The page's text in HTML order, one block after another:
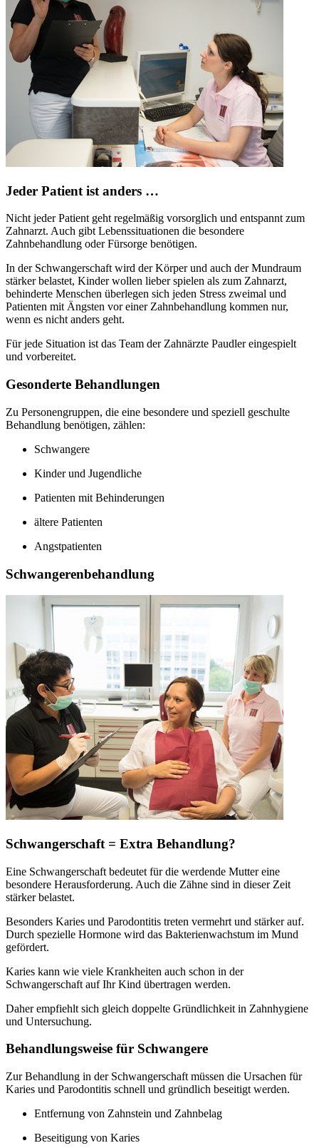
Jeder Patient ist anders …
Nicht jeder Patient geht regelmäßig vorsorglich und entspannt zum
Zahnarzt. Auch gibt Lebenssituationen die besondere
Zahnbehandlung oder Fürsorge benötigen.
In der Schwangerschaft wird der Körper und auch der Mundraum
stärker belastet, Kinder wollen lieber spielen als zum Zahnarzt,
behinderte Menschen überlegen sich jeden Stress zweimal und
Patienten mit Ängsten vor einer Zahnbehandlung kommen nur,
wenn es nicht anders geht.
Für jede Situation ist das Team der Zahnärzte Paudler eingespielt
und vorbereitet.
Gesonderte Behandlungen
Zu Personengruppen, die eine besondere und speziell geschulte
Behandlung benötigen, zählen:
Schwangere
Kinder und Jugendliche
Patienten mit Behinderungen
ältere Patienten
Angstpatienten
Schwangerenbehandlung
Schwangerschaft = Extra Behandlung?
Eine Schwangerschaft bedeutet für die werdende Mutter eine
besondere Herausforderung. Auch die Zähne sind in dieser Zeit
stärker belastet.
Besonders Karies und Parodontitis treten vermehrt und stärker auf.
Durch spezielle Hormone wird das Bakterienwachstum im Mund
gefördert.
Karies kann wie viele Krankheiten auch schon in der
Schwangerschaft auf Ihr Kind übertragen werden.
Daher empfiehlt sich gleich doppelte Gründlichkeit in Zahnhygiene
und Untersuchung.
Behandlungsweise für Schwangere
Zur Behandlung in der Schwangerschaft müssen die Ursachen für
Karies und Parodontitis schnell und gründlich beseitigt werden.
Entfernung von Zahnstein und Zahnbelag
Beseitigung von Karies